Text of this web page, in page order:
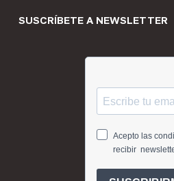
SUSCRÍBETE A NEWSLETTER